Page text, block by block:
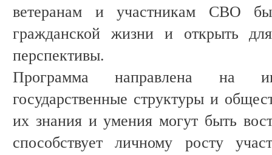
ветеранам и участникам СВО
гражданской жизни и открыть
перспективы.
Программа направлена на
государственные структуры и
их знания и умения могут быть
способствует личному росту